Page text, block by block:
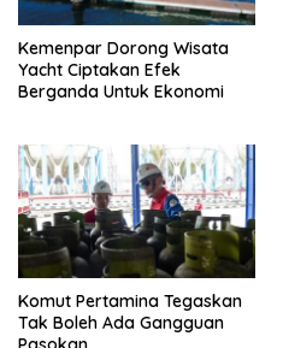
Kemenpar Dorong Wisata
Yacht Ciptakan Efek
Berganda Untuk Ekonomi
Komut Pertamina Tegaskan
Tak Boleh Ada Gangguan